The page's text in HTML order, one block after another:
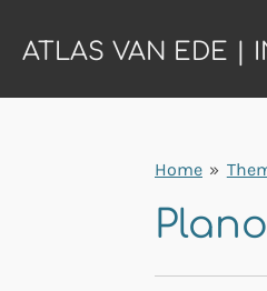
direct
de
ATLAS VAN EDE |
Home »